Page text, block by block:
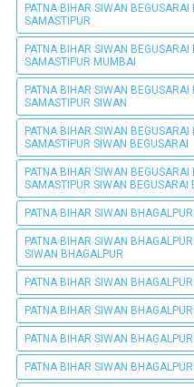
PATNA BIHAR SIWAN
SAMASTIPUR
PATNA BIHAR SIWAN
SAMASTIPUR MUMBAI
PATNA BIHAR SIWAN
SAMASTIPUR SIWAN
PATNA BIHAR SIWAN
SAMASTIPUR SIWAN BEGUSARAI
PATNA BIHAR SIWAN
SAMASTIPUR SIWAN BEGUSARAI
PATNA BIHAR SIWAN
PATNA BIHAR SIWAN
SIWAN BHAGALPUR
PATNA BIHAR SIWAN
PATNA BIHAR SIWAN
PATNA BIHAR SIWAN
PATNA BIHAR SIWAN